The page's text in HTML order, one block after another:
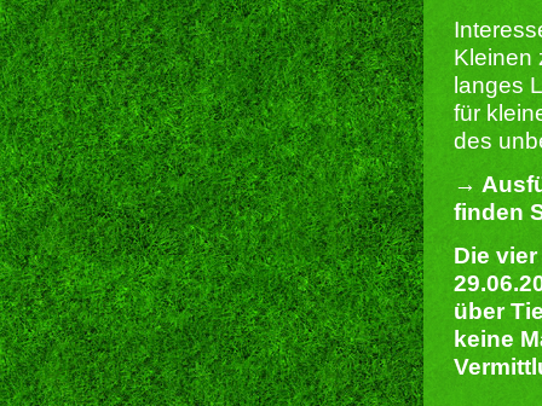
Kleinen
langes
für
des
→
finden
Die
über
keine